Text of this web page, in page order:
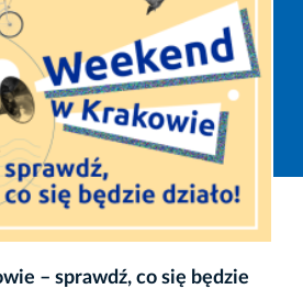
– sprawdź, co się będzie